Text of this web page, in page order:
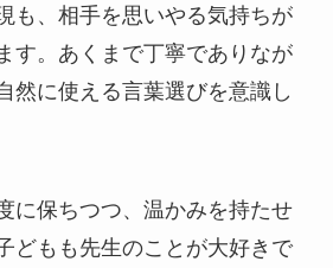
も、相手を思いやる気持ちが
す。あくまで丁寧でありなが
然に使える言葉選びを意識し
に保ちつつ、温かみを持たせ
どもも先生のことが大好きで